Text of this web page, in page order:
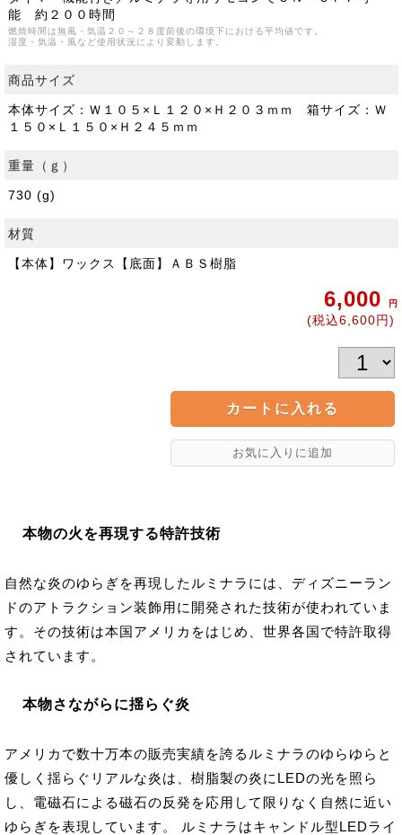
能 約２００時間
燃焼時間は無風・気温２０～２８度前後の環境下における平均値です。
湿度・気温・風など使用状況により変動します。
商品サイズ
本体サイズ：Ｗ１０５×Ｌ１２０×Ｈ２０３ｍｍ 箱サイズ：Ｗ
１５０×Ｌ１５０×Ｈ２４５ｍｍ
重量（ｇ）
730 (g)
材質
【本体】ワックス【底面】ＡＢＳ樹脂
6,000 円
(税込6,600円)
本物の火を再現する特許技術
自然な炎のゆらぎを再現したルミナラには、ディズニーラン
ドのアトラクション装飾用に開発された技術が使われていま
す。その技術は本国アメリカをはじめ、世界各国で特許取得
されています。
本物さながらに揺らぐ炎
アメリカで数十万本の販売実績を誇るルミナラのゆらゆらと
優しく揺らぐリアルな炎は、樹脂製の炎にLEDの光を照ら
し、電磁石による磁石の反発を応用して限りなく自然に近い
ゆらぎを表現しています。 ルミナラはキャンドル型LEDライ